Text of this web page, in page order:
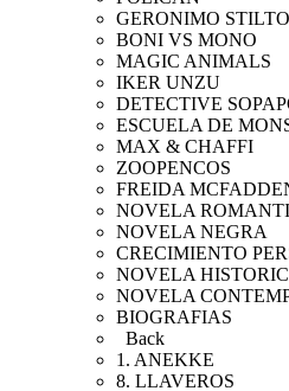
GERONIMO
BONI VS MONO
MAGIC ANIMALS
IKER UNZU
DETECTIVE
ESCUELA DE
MAX & CHAFFI
ZOOPENCOS
FREIDA
NOVELA
NOVELA NEGRA
CRECIMIENTO
NOVELA
NOVELA
BIOGRAFIAS
Back
1. ANEKKE
8. LLAVEROS